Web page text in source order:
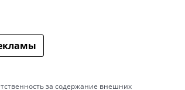
за содержание внешних